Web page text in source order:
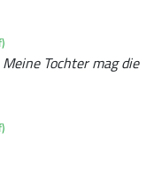
Tochter mag die